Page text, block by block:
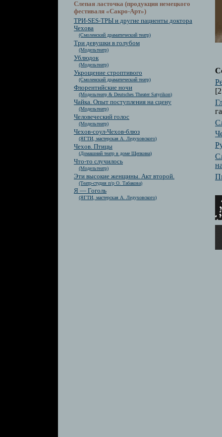
Слепая ласточка (продукция немецкого
фестиваля «Сакро-Арт»)
ТРИ-SES-ТРЫ и другие пациенты доктора
Чехова
(Смоленский драматический театр)
Три девушки в голубом
(Модельтеатр)
Ублюдок
(Модельтеатр)
Укрощение строптивого
(Смоленский драматический театр)
Флорентийские ночи
(Модельтеатр & Deutsches Theater Satyrikon)
Чайка. Опыт поступления на сцену
(Модельтеатр)
Человеческий голос
(Модельтеатр)
Чехов-соул-Чехов-блюз
(ЯГТИ, мастерская А. Ледуховского)
Чехов. Птицы
(Домашний театр в доме Щепкина)
Что-то случилось
(Модельтеатр)
Эти высокие женщины. Акт второй.
(Театр-студия п/р О. Табакова)
Я — Гоголь
(ЯГТИ, мастерская А. Ледуховского)